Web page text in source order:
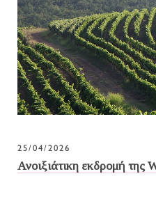
25/04/2026
Ανοιξιάτικη εκδρομή της